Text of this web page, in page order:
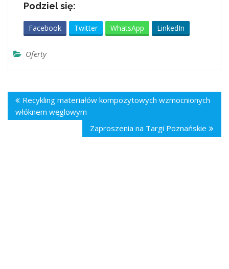
Podziel się:
Facebook Twitter WhatsApp LinkedIn
Oferty
Recykling materiałów kompozytowych wzmocnionych
włóknem węglowym
Zaproszenia na Targi Poznańskie